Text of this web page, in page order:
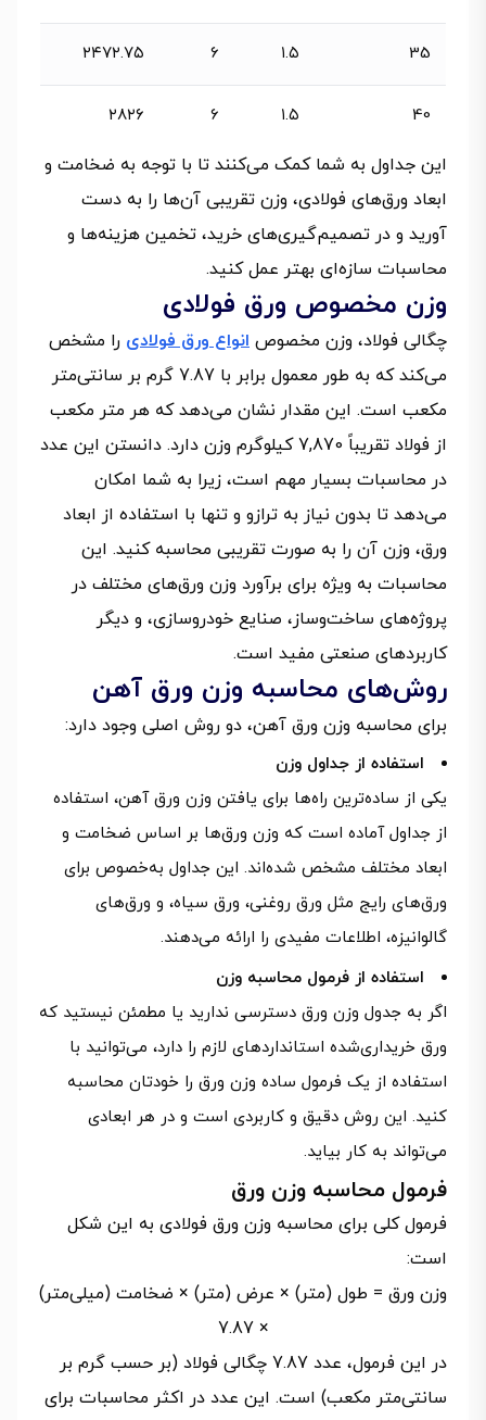
35 ۱.۵ 6 ۲۴۷۲.۷۵
40 ۱.۵ 6 ۲۸۲۶
این جداول به شما کمک می‌کنند تا با توجه به ضخامت و
ابعاد ورق‌های فولادی، وزن تقریبی آن‌ها را به دست
آورید و در تصمیم‌گیری‌های خرید، تخمین هزینه‌ها و
محاسبات سازه‌ای بهتر عمل کنید.
وزن مخصوص ورق فولادی
چگالی فولاد، وزن مخصوص انواع ورق فولادی را مشخص
می‌کند که به طور معمول برابر با 7.87 گرم بر سانتی‌متر
مکعب است. این مقدار نشان می‌دهد که هر متر مکعب
از فولاد تقریباً 7,870 کیلوگرم وزن دارد. دانستن این عدد
در محاسبات بسیار مهم است، زیرا به شما امکان
می‌دهد تا بدون نیاز به ترازو و تنها با استفاده از ابعاد
ورق، وزن آن را به صورت تقریبی محاسبه کنید. این
محاسبات به ویژه برای برآورد وزن ورق‌های مختلف در
پروژه‌های ساخت‌وساز، صنایع خودروسازی، و دیگر
کاربردهای صنعتی مفید است.
روش‌های محاسبه وزن ورق آهن
برای محاسبه وزن ورق آهن، دو روش اصلی وجود دارد:
استفاده از جداول وزن
یکی از ساده‌ترین راه‌ها برای یافتن وزن ورق آهن، استفاده
از جداول آماده است که وزن ورق‌ها بر اساس ضخامت و
ابعاد مختلف مشخص شده‌اند. این جداول به‌خصوص برای
ورق‌های رایج مثل ورق روغنی، ورق سیاه، و ورق‌های
گالوانیزه، اطلاعات مفیدی را ارائه می‌دهند.
استفاده از فرمول محاسبه وزن
اگر به جدول وزن ورق دسترسی ندارید یا مطمئن نیستید که
ورق خریداری‌شده استانداردهای لازم را دارد، می‌توانید با
استفاده از یک فرمول ساده وزن ورق را خودتان محاسبه
کنید. این روش دقیق و کاربردی است و در هر ابعادی
می‌تواند به کار بیاید.
فرمول محاسبه وزن ورق
فرمول کلی برای محاسبه وزن ورق فولادی به این شکل
است:
وزن ورق = طول (متر) × عرض (متر) × ضخامت (میلی‌متر)
× 7.87
در این فرمول، عدد 7.87 چگالی فولاد (بر حسب گرم بر
سانتی‌متر مکعب) است. این عدد در اکثر محاسبات برای